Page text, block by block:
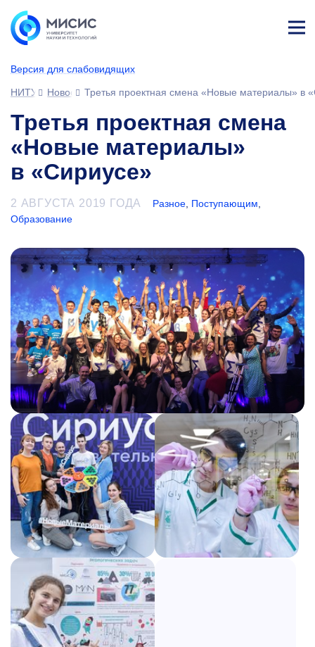
Версия для слабовидящих
ине
НИТУ МИСИС
НовостиТретья проектная смена «Новые материалы» в
Третья проектная смена
«Новые материалы»
в «Сириусе»
2 АВГУСТА 2019 ГОДА Разное Поступающим
Образование